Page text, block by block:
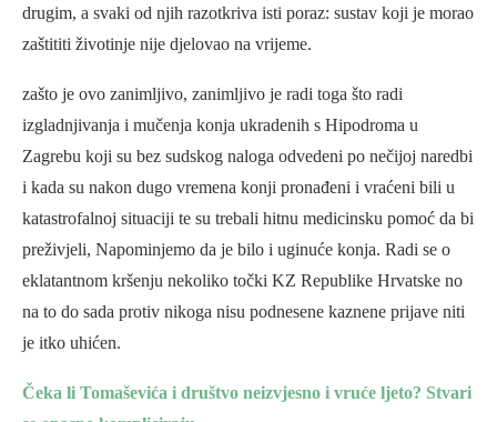
drugim, a svaki od njih razotkriva isti poraz: sustav koji je morao
zaštititi životinje nije djelovao na vrijeme.
zašto je ovo zanimljivo, zanimljivo je radi toga što radi
izgladnjivanja i mučenja konja ukradenih s Hipodroma u
Zagrebu koji su bez sudskog naloga odvedeni po nečijoj naredbi
i kada su nakon dugo vremena konji pronađeni i vraćeni bili u
katastrofalnoj situaciji te su trebali hitnu medicinsku pomoć da bi
preživjeli, Napominjemo da je bilo i uginuće konja. Radi se o
eklatantnom kršenju nekoliko točki KZ Republike Hrvatske no
na to do sada protiv nikoga nisu podnesene kaznene prijave niti
je itko uhićen.
Čeka li Tomaševića i društvo neizvjesno i vruće ljeto? Stvari